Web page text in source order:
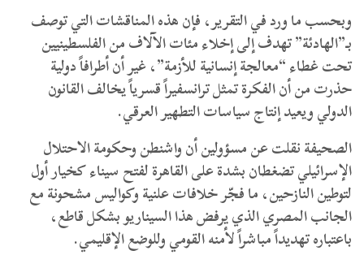
وبحسب ما ورد في التقرير، فإن هذه المناقشات التي توصف
بـ”الهادئة” تهدف إلى إخلاء مئات الآلاف من الفلسطينيين
تحت غطاء “معالجة إنسانية للأزمة”، غير أن أطرافاً دولية
حذرت من أن الفكرة تمثل ترانسفيراً قسرياً يخالف القانون
الدولي ويعيد إنتاج سياسات التطهير العرقي.
الصحيفة نقلت عن مسؤولين أن واشنطن وحكومة الاحتلال
الإسرائيلي تضغطان بشدة على القاهرة لفتح سيناء كخيار أول
لتوطين النازحين، ما فجّر خلافات علنية وكواليس مشحونة مع
الجانب المصري الذي يرفض هذا السيناريو بشكل قاطع،
باعتباره تهديداً مباشراً لأمنه القومي وللوضع الإقليمي.